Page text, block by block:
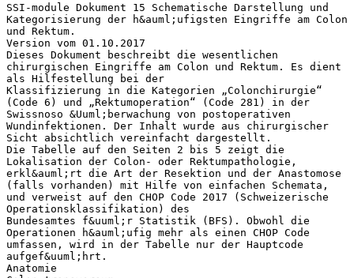
SSI-module Dokument 15 Schematische Darstellung und
Kategorisierung der h&auml;ufigsten Eingriffe am Colon
und Rektum.
Version vom 01.10.2017
Dieses Dokument beschreibt die wesentlichen
chirurgischen Eingriffe am Colon und Rektum. Es dient
als Hilfestellung bei der
Klassifizierung in die Kategorien „Colonchirurgie“
(Code 6) und „Rektumoperation“ (Code 281) in der
Swissnoso &Uuml;berwachung von postoperativen
Wundinfektionen. Der Inhalt wurde aus chirurgischer
Sicht absichtlich vereinfacht dargestellt.
Die Tabelle auf den Seiten 2 bis 5 zeigt die
Lokalisation der Colon- oder Rektumpathologie,
erkl&auml;rt die Art der Resektion und der Anastomose
(falls vorhanden) mit Hilfe von einfachen Schemata,
und verweist auf den CHOP Code 2017 (Schweizerische
Operationsklassifikation) des
Bundesamtes f&uuml;r Statistik (BFS). Obwohl die
Operationen h&auml;ufig mehr als einen CHOP Code
umfassen, wird in der Tabelle nur der Hauptcode
aufgef&uuml;hrt.
Anatomie